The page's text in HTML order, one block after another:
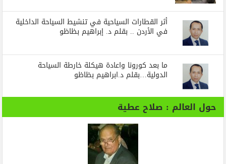
أثر القطارات السياحية في تنشيط السياحة الداخلية
في الأردن .. بقلم د. إبراهيم بظاظو
ما بعد كورونا واعادة هيكلة خارطة السياحة
الدولية…بقلم د.ابراهيم بظاظو
حول العالم : صلاح عطية